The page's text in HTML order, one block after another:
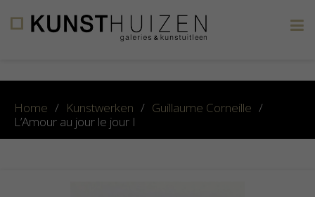
Home / Kunstwerken / Guillaume Corneille /
L’Amour au jour le jour I